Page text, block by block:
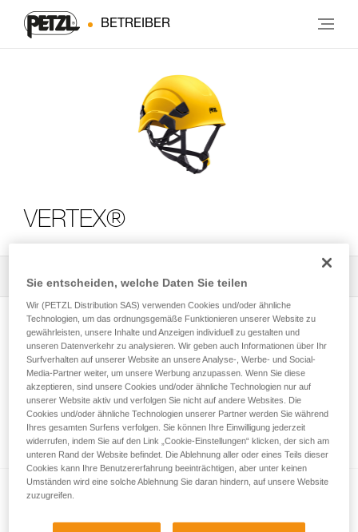
BETREIBER
VERTEX®
Alle technischen Anwendungen 2
Wie stelle ich die Haltekraft des DUAL-
Kinnbands richtig ein?
Sie entscheiden, welche Daten Sie teilen
Wir (PETZL Distribution SAS) verwenden Cookies und/oder ähnliche
Technologien, um das ordnungsgemäße Funktionieren unserer Website zu
gewährleisten, unsere Inhalte und Anzeigen individuell zu gestalten und
unseren Datenverkehr zu analysieren. Wir geben auch Informationen über Ihr
Surfverhalten auf unserer Website an unsere Analyse-, Werbe- und Social-
Media-Partner weiter, um unsere Werbung anzupassen. Wenn Sie diese
akzeptieren, sind unsere Cookies und/oder ähnliche Technologien nur auf
unserer Website aktiv und verfolgen Sie nicht auf andere Websites. Die
Cookies und/oder ähnliche Technologien unserer Partner werden Sie während
Ihres gesamten Surfens verfolgen. Sie können Ihre Einwilligung jederzeit
widerrufen, indem Sie auf den Link „Cookie-Einstellungen“ klicken, der sich am
unteren Rand der Website befindet. Die Ablehnung aller oder eines Teils dieser
Cookies kann Ihre Benutzererfahrung beeinträchtigen, aber unter keinen
Umständen wird eine solche Ablehnung Sie daran hindern, auf unsere Website
zuzugreifen.